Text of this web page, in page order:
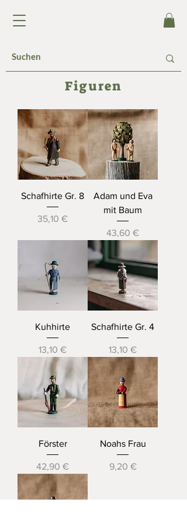
Figuren
Schafhirte Gr. 8
Preis
35,10 €
Adam und Eva
mit Baum
Preis
43,60 €
Kuhhirte
Preis
13,10 €
Schafhirte Gr. 4
Preis
13,10 €
Förster
Preis
42,90 €
Noahs Frau
Preis
9,20 €